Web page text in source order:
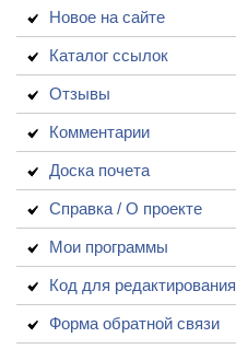
Новое на сайте
Каталог ссылок
Отзывы
Комментарии
Доска почета
Справка / О проекте
Мои программы
Код для редактирования
Форма обратной связи